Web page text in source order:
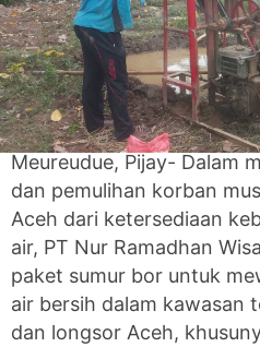
Meureudue, Pijay- Dalam
dan pemulihan korban
Aceh dari ketersediaan
air, PT Nur Ramadhan
paket sumur bor untuk
air bersih dalam kawasan
dan longsor Aceh,